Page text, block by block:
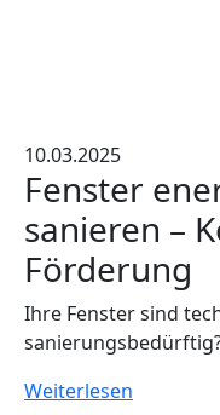
10.03.2025
Fenster
sanieren –
Förderung
Ihre Fenster sind
Weiterlesen